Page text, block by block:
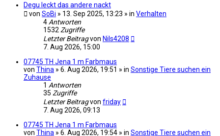
Degu leckt das andere nackt
von SoBi » 13. Sep 2025, 13:23 » in Verhalten
4 Antworten
1532 Zugriffe
Letzter Beitragvon Nils4208
7. Aug 2026, 15:00
07745 TH Jena 1 m Farbmaus
von Thina » 6. Aug 2026, 19:51 » in Sonstige Tiere suchen ein
Zuhause
1 Antworten
35 Zugriffe
Letzter Beitragvon friday
7. Aug 2026, 09:13
07745 TH Jena 1 m Farbmaus
von Thina » 6. Aug 2026, 19:54 » in Sonstige Tiere suchen ein